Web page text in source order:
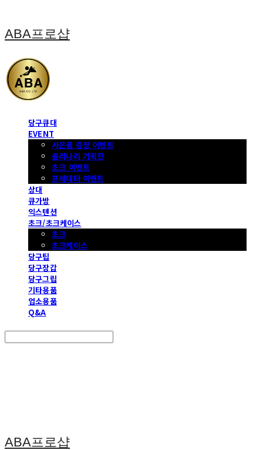
ABA프로샵
당구큐대
EVENT
사은품 증정 이벤트
몰리나리 기획전
초크 이벤트
프레데터 이벤트
상대
큐가방
익스텐션
초크/초크케이스
초크
초크케이스
당구팁
당구장갑
당구그립
기타용품
업소용품
Q&A
ABA프로샵